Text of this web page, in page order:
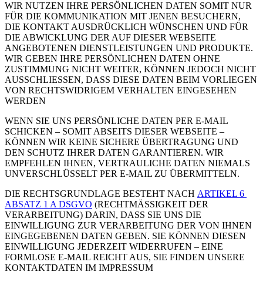
WIR NUTZEN IHRE PERSÖNLICHEN DATEN SOMIT NUR
FÜR DIE KOMMUNIKATION MIT JENEN BESUCHERN,
DIE KONTAKT AUSDRÜCKLICH WÜNSCHEN UND FÜR
DIE ABWICKLUNG DER AUF DIESER WEBSEITE
ANGEBOTENEN DIENSTLEISTUNGEN UND PRODUKTE.
WIR GEBEN IHRE PERSÖNLICHEN DATEN OHNE
ZUSTIMMUNG NICHT WEITER, KÖNNEN JEDOCH NICHT
AUSSCHLIESSEN, DASS DIESE DATEN BEIM VORLIEGEN
VON RECHTSWIDRIGEM VERHALTEN EINGESEHEN
WERDEN
WENN SIE UNS PERSÖNLICHE DATEN PER E-MAIL
SCHICKEN – SOMIT ABSEITS DIESER WEBSEITE –
KÖNNEN WIR KEINE SICHERE ÜBERTRAGUNG UND
DEN SCHUTZ IHRER DATEN GARANTIEREN. WIR
EMPFEHLEN IHNEN, VERTRAULICHE DATEN NIEMALS
UNVERSCHLÜSSELT PER E-MAIL ZU ÜBERMITTELN.
DIE RECHTSGRUNDLAGE BESTEHT NACH ARTIKEL 6
ABSATZ 1 A DSGVO (RECHTMÄSSIGKEIT DER
VERARBEITUNG) DARIN, DASS SIE UNS DIE
EINWILLIGUNG ZUR VERARBEITUNG DER VON IHNEN
EINGEGEBENEN DATEN GEBEN. SIE KÖNNEN DIESEN
EINWILLIGUNG JEDERZEIT WIDERRUFEN – EINE
FORMLOSE E-MAIL REICHT AUS, SIE FINDEN UNSERE
KONTAKTDATEN IM IMPRESSUM